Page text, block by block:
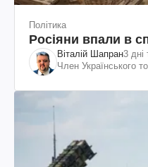
Політика
Росіяни впали в
Віталій Шапран3 дні
Член Українського